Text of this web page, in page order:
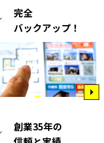
完全
バックアップ！
創業35年の